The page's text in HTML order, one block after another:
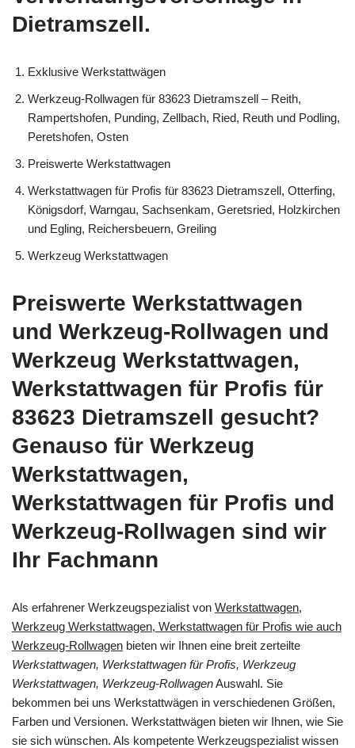
Dietramszell.
Exklusive Werkstattwägen
Werkzeug-Rollwagen für 83623 Dietramszell – Reith,
Rampertshofen, Punding, Zellbach, Ried, Reuth und Podling,
Peretshofen, Osten
Preiswerte Werkstattwagen
Werkstattwagen für Profis für 83623 Dietramszell, Otterfing,
Königsdorf, Warngau, Sachsenkam, Geretsried, Holzkirchen
und Egling, Reichersbeuern, Greiling
Werkzeug Werkstattwagen
Preiswerte Werkstattwagen
und Werkzeug-Rollwagen und
Werkzeug Werkstattwagen,
Werkstattwagen für Profis für
83623 Dietramszell gesucht?
Genauso für Werkzeug
Werkstattwagen,
Werkstattwagen für Profis und
Werkzeug-Rollwagen sind wir
Ihr Fachmann
Als erfahrener Werkzeugspezialist von Werkstattwagen,
Werkzeug Werkstattwagen, Werkstattwagen für Profis wie auch
Werkzeug-Rollwagen bieten wir Ihnen eine breit zerteilte
Werkstattwagen, Werkstattwagen für Profis, Werkzeug
Werkstattwagen, Werkzeug-RollwagenAuswahl. Sie
bekommen bei uns Werkstattwägen in verschiedenen Größen,
Farben und Versionen. Werkstattwägen bieten wir Ihnen, wie Sie
sie sich wünschen. Als kompetente Werkzeugspezialist wissen